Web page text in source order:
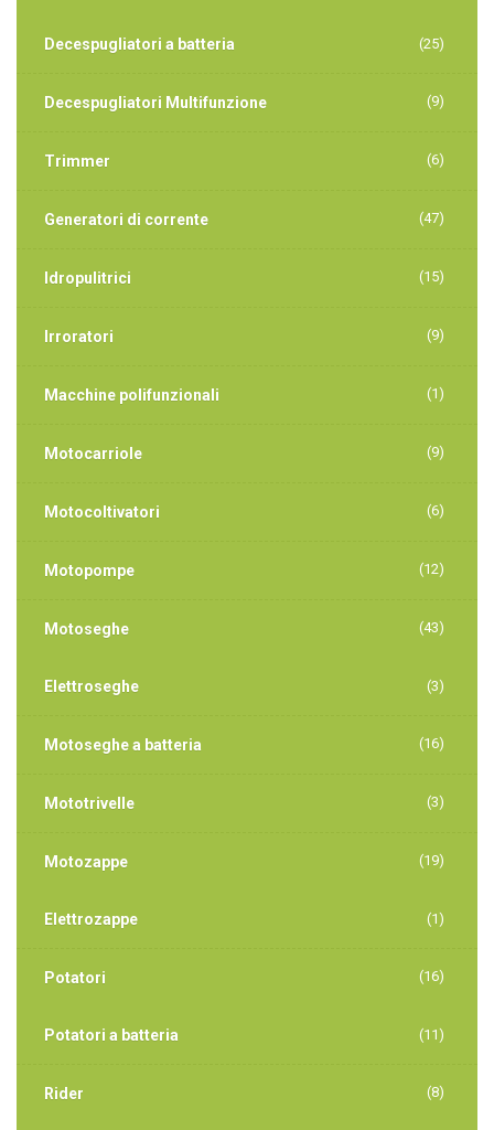
Decespugliatori a batteria (25)
Decespugliatori Multifunzione (9)
Trimmer (6)
Generatori di corrente (47)
Idropulitrici (15)
Irroratori (9)
Macchine polifunzionali (1)
Motocarriole (9)
Motocoltivatori (6)
Motopompe (12)
Motoseghe (43)
Elettroseghe (3)
Motoseghe a batteria (16)
Mototrivelle (3)
Motozappe (19)
Elettrozappe (1)
Potatori (16)
Potatori a batteria (11)
Rider (8)